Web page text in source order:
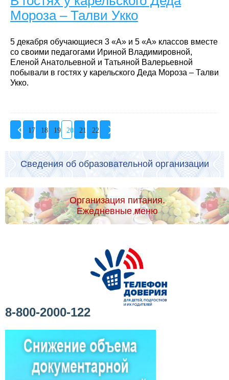
Мороза – Талви Укко
5 декабря обучающиеся 3 «А» и 5 «А» классов вместе
со своими педагогами Ириной Владимировной,
Еленой Анатольевной и Татьяной Валерьевной
побывали в гостях у карельского Деда Мороза – Талви
Укко.
17 18 19 20 21 22
Сведения об образовательной организации
Организация питания.
Ежедневные меню
8-800-2000-122